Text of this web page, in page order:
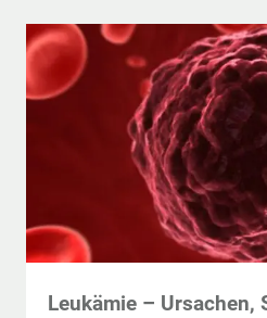
Leukämie – Ursachen,